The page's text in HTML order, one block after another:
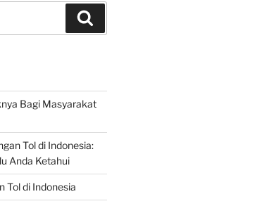
Bagi Masyarakat
Tol di Indonesia:
Anda Ketahui
Tol di Indonesia